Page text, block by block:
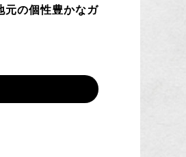
元の個性豊かなガ